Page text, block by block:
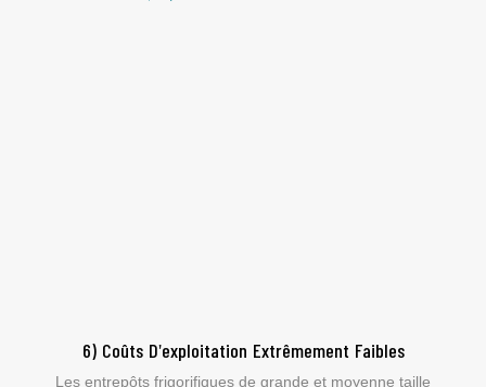
6) Coûts D'exploitation Extrêmement Faibles
Les entrepôts frigorifiques de grande et moyenne taille